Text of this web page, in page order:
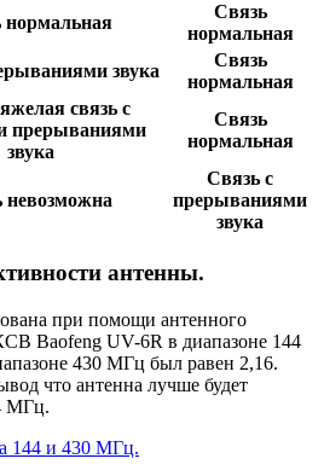
нормальная
Связь
нормальная
звука
Связь
нормальная
связь с
прерываниями
звука
Связь
нормальная
невозможна
Связь с
прерываниями
звука
антенны.
при помощи антенного
Baofeng UV-6R в диапазоне 144
430 МГц был равен 2,16.
что антенна лучше будет
МГц.